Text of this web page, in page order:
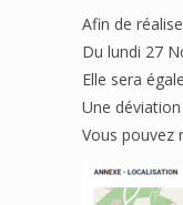
Afin de
Du lundi 27
Elle sera
Une
Vous pouvez